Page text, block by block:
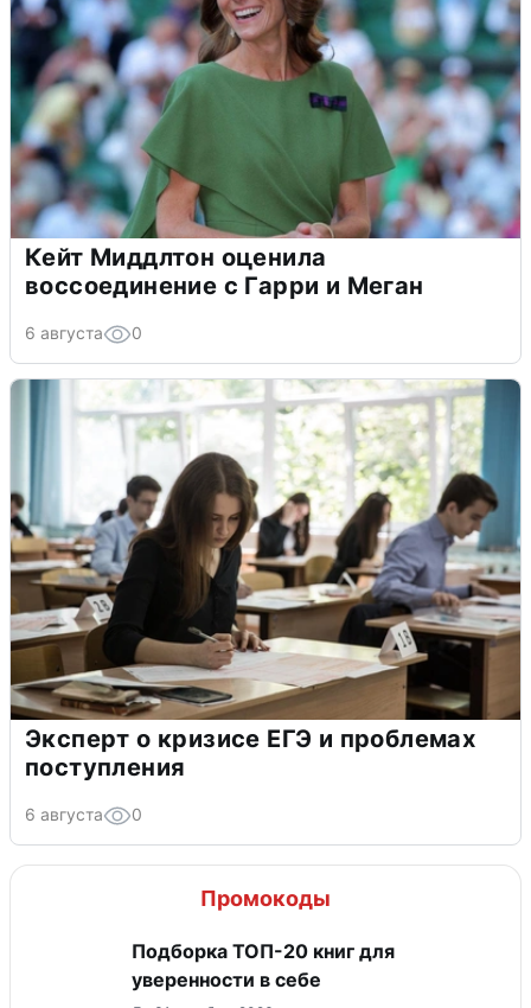
Кейт Миддлтон оценила
воссоединение с Гарри и Меган
6 августа 0
Эксперт о кризисе ЕГЭ и проблемах
поступления
6 августа 0
Промокоды
Подборка ТОП-20 книг для
уверенности в себе